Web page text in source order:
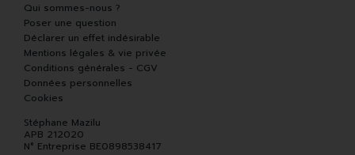
Qui sommes-nous ?
Poser une question
Déclarer un effet indésirable
Mentions légales & vie privée
Conditions générales - CGV
Données personnelles
Cookies
Stéphane Mazilu
APB 212020
N° Entreprise BE0898538417